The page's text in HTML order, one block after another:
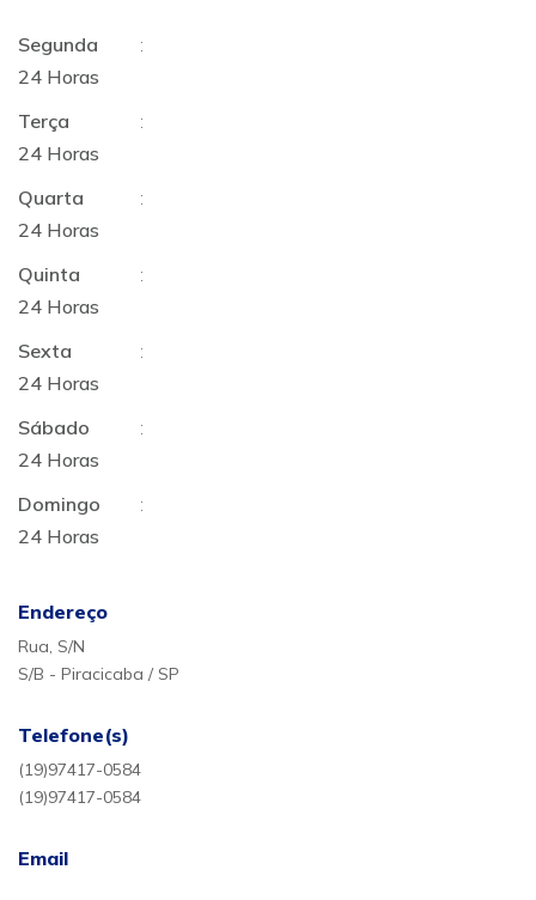
Segunda
:
24 Horas
Terça
:
24 Horas
Quarta
:
24 Horas
Quinta
:
24 Horas
Sexta
:
24 Horas
Sábado
:
24 Horas
Domingo
:
24 Horas
Endereço
Rua, S/N
S/B - Piracicaba / SP
Telefone(s)
(19)97417-0584
(19)97417-0584
Email